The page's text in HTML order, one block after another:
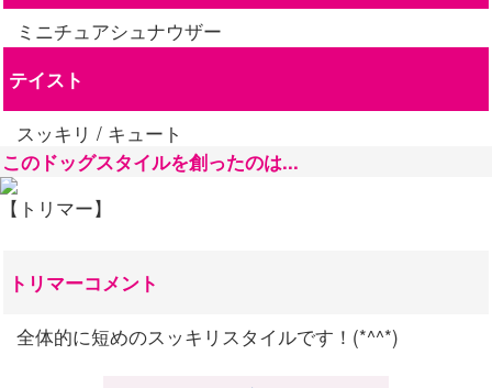
ミニチュアシュナウザー
テイスト
スッキリ / キュート
このドッグスタイルを創ったのは...
【トリマー】
トリマーコメント
全体的に短めのスッキリスタイルです！(*^^*)